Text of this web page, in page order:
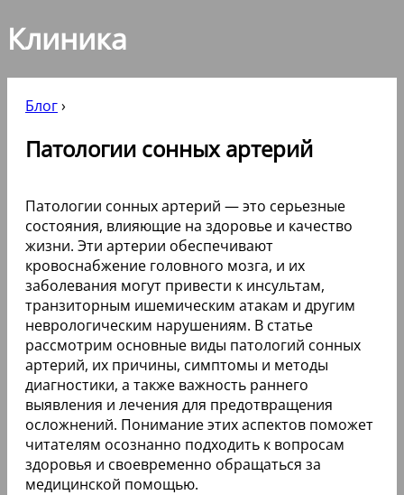
Клиника
Блог›
Патологии сонных артерий
Патологии сонных артерий — это серьезные
состояния, влияющие на здоровье и качество
жизни. Эти артерии обеспечивают
кровоснабжение головного мозга, и их
заболевания могут привести к инсультам,
транзиторным ишемическим атакам и другим
неврологическим нарушениям. В статье
рассмотрим основные виды патологий сонных
артерий, их причины, симптомы и методы
диагностики, а также важность раннего
выявления и лечения для предотвращения
осложнений. Понимание этих аспектов поможет
читателям осознанно подходить к вопросам
здоровья и своевременно обращаться за
медицинской помощью.